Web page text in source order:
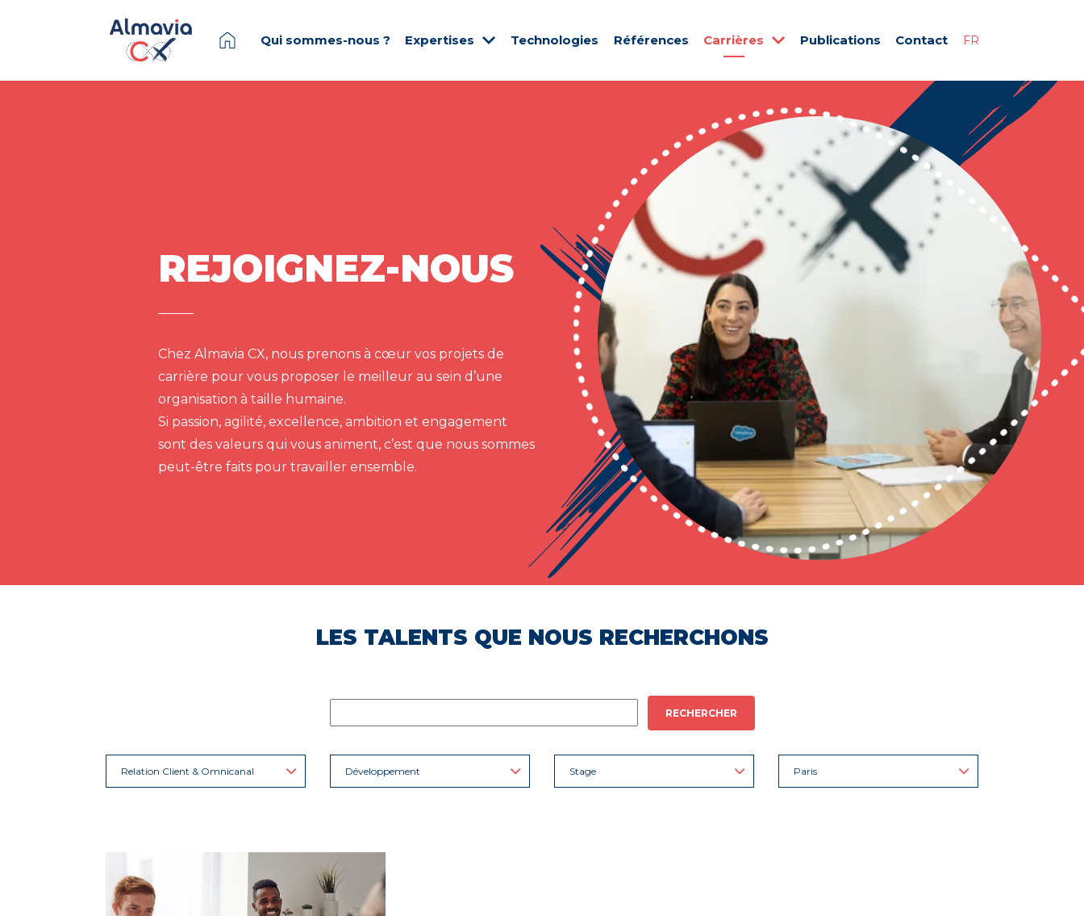
Qui sommes-nous ? Expertises Technologies Références Carrières Publications Contact FR
REJOIGNEZ-NOUS
Chez Almavia CX, nous prenons à cœur vos projets de
carrière pour vous proposer le meilleur au sein d’une
organisation à taille humaine.
Si passion, agilité, excellence, ambition et engagement
sont des valeurs qui vous animent, c’est que nous sommes
peut-être faits pour travailler ensemble.
LES TALENTS QUE NOUS RECHERCHONS
RECHERCHER
Relation Client & Omnicanal Développement Stage Paris